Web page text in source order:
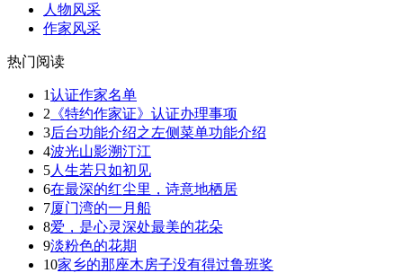
人物风采
作家风采
热门阅读
1认证作家名单
2 《特约作家证》认证办理事项
3后台功能介绍之左侧菜单功能介绍
4波光山影溯汀江
5人生若只如初见
6在最深的红尘里，诗意地栖居
7厦门湾的一月船
8爱，是心灵深处最美的花朵
9淡粉色的花期
10家乡的那座木房子没有得过鲁班奖